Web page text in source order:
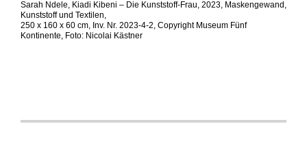
​​​Sarah Ndele, Kiadi Kibeni – Die Kunststoff-Frau, 2023, Maskengewand,
Kunststoff und Textilen,
250 x 160 x 60 cm, Inv. Nr. 2023-4-2, Copyright Museum Fünf
Kontinente, Foto: Nicolai Kästner